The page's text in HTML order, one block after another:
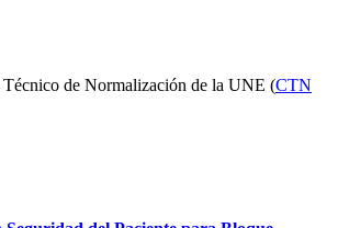
de Normalización de la UNE (CTN